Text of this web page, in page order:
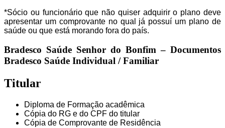
*Sócio ou funcionário que não quiser adquirir o plano deve
apresentar um comprovante no qual já possuí um plano de
saúde ou que está morando fora do país.
Bradesco Saúde Senhor do Bonfim – Documentos
Bradesco Saúde Individual / Familiar
Titular
Diploma de Formação acadêmica
Cópia do RG e do CPF do titular
Cópia de Comprovante de Residência